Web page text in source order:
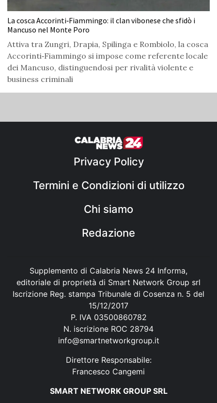
La cosca Accorinti‑Fiammingo: il clan vibonese che sfidò i
Mancuso nel Monte Poro
Attiva tra Zungri, Drapia, Spilinga e Rombiolo, la cosca
Accorinti‑Fiammingo si impose come referente locale
dei Mancuso, distinguendosi per rivalità violente e
business criminali
Privacy Policy
Termini e Condizioni di utilizzo
Chi siamo
Redazione
Supplemento di Calabria News 24 Informa,
editoriale di proprietà di Smart Network Group srl
Iscrizione Reg. stampa Tribunale di Cosenza n. 5 del
15/12/2017
P. IVA 03500860782
N. iscrizione ROC 28794
info@smartnetworkgroup.it
Direttore Responsabile:
Francesco Cangemi
SMART NETWORK GROUP SRL